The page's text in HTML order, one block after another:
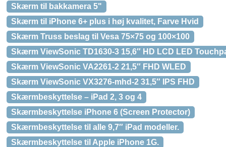
Skærm til bakkamera 5"
Skærm til iPhone 6+ plus i høj kvalitet, Farve Hvid
Skærm Truss beslag til Vesa 75×75 og 100×100
Skærm ViewSonic TD1630-3 15,6″ HD LCD LED
Skærm ViewSonic VA2261-2 21,5″ FHD WLED
Skærm ViewSonic VX3276-mhd-2 31,5″ IPS FHD
Skærmbeskyttelse – iPad 2, 3 og 4
Skærmbeskyttelse iPhone 6 (Screen Protector)
Skærmbeskyttelse til alle 9,7″ iPad modeller.
Skærmbeskyttelse til Apple iPhone 1G.